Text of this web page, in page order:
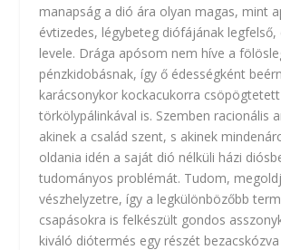
manapság a dió ára olyan magas, mint
évtizedes, légybeteg diófájának legfelső,
levele. Drága apósom nem híve a
pénzkidobásnak, így ő édességként
karácsonykor kockacukorra csöpögtetett
törkölypálinkával is. Szemben racionális
akinek a család szent, s akinek
oldania idén a saját dió nélküli házi
tudományos problémát. Tudom,
vészhelyzetre, így a legkülönbözőbb
csapásokra is felkészült gondos
kiváló diótermés egy részét